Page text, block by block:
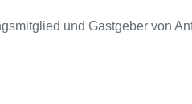
und Gastgeber von